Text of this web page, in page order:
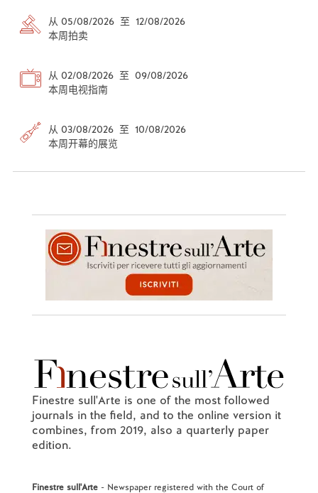
从 05/08/2026 至 12/08/2026
本周拍卖
从 02/08/2026 至 09/08/2026
本周电视指南
从 03/08/2026 至 10/08/2026
本周开幕的展览
Finestre sull'Arte is one of the most followed
journals in the field, and to the online version it
combines, from 2019, also a quarterly paper
edition.
Finestre sull'Arte- Newspaper registered with the Court of